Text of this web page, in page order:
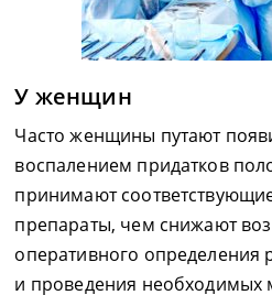
У женщин
Часто женщины путают
воспалением придатков
принимают
препараты, чем снижают
оперативного определения
и проведения необходимых